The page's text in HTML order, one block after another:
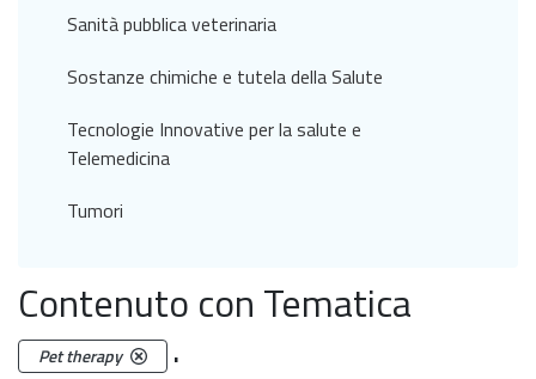
Contenuto con Tematica
Pet therapy .
Sanità pubblica veterinaria
Sostanze chimiche e tutela della Salute
Tecnologie Innovative per la salute e
Telemedicina
Tumori